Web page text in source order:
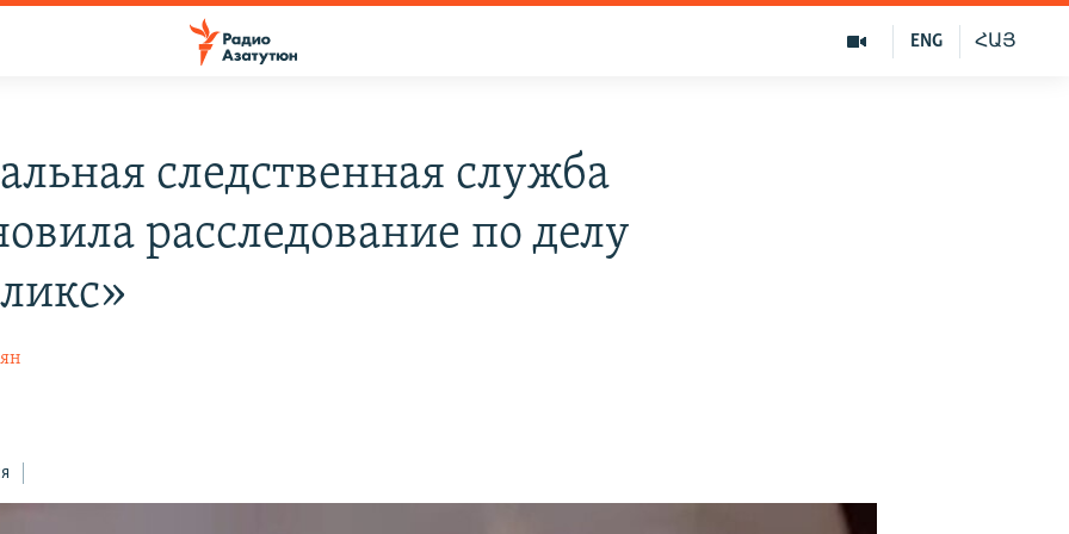
ՀԱՅ
ENG
следственная служба
расследование по делу